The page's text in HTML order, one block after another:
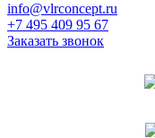
info@vlrconcept.ru
+7 495 409 95 67
Заказать звонок